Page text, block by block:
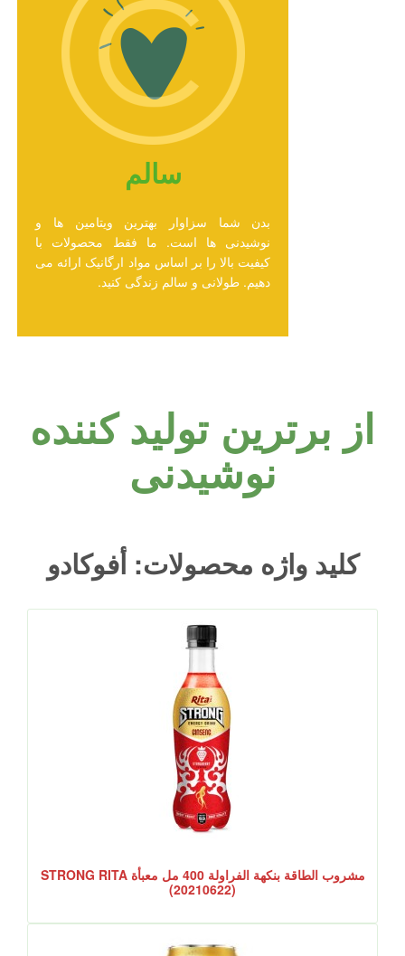
سالم
بدن شما سزاوار بهترین ویتامین ها و
نوشیدنی ها است. ما فقط محصولات با
کیفیت بالا را بر اساس مواد ارگانیک ارائه می
دهیم. طولانی و سالم زندگی کنید.
از برترین تولید کننده
نوشیدنی
کلید واژه محصولات: أفوكادو
مشروب الطاقة بنكهة الفراولة 400 مل معبأة STRONG RITA
(20210622)